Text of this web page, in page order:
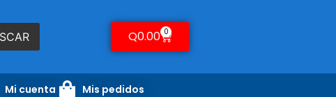
Q0.00 0
Mi cuenta Mis pedidos